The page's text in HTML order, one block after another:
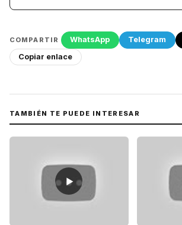
COMPARTIR WhatsApp Telegram
Copiar enlace
TAMBIÉN TE PUEDE INTERESAR
▶